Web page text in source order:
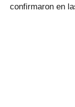
confirmaron en